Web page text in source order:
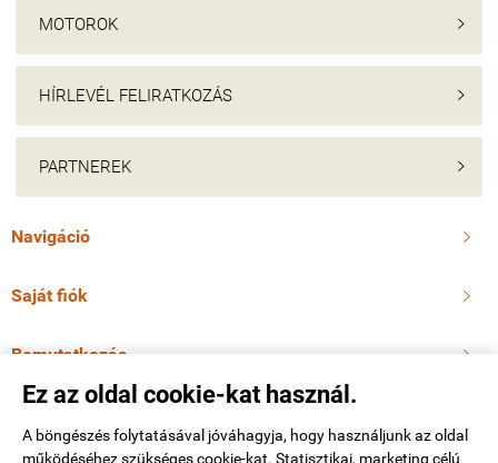
Ez az oldal cookie-kat használ.
A böngészés folytatásával jóváhagyja, hogy használjunk az oldal
működéséhez szükséges cookie-kat. Statisztikai, marketing célú
MOTOROK 
HÍRLEVÉL FELIRATKOZÁS 
PARTNEREK 
Navigáció 
Saját fiók 
Bemutatkozás 